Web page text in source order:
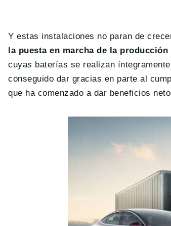
Y estas instalaciones no paran de
la puesta en marcha de la producción
cuyas baterías se realizan
conseguido dar gracias en parte al
que ha comenzado a dar beneficios